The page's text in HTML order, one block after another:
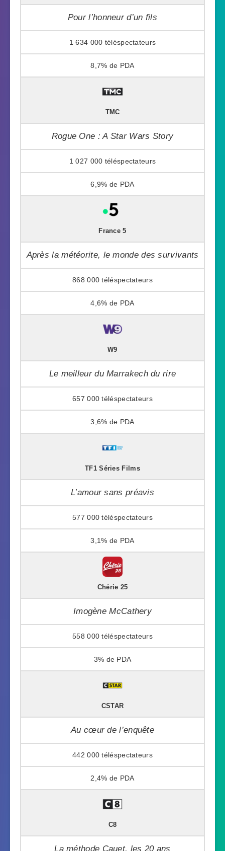
Pour l’honneur d’un fils
1 634 000
8,7%
TMC
Rogue One : A Star Wars Story
1 027 000
6,9%
France 5
Après la météorite, le monde des survivants
868 000
4,6%
W9
Le meilleur du Marrakech du rire
657 000
3,6%
TF1 Séries Films
L’amour sans préavis
577 000
3,1%
Chérie 25
Imogène McCathery
558 000
3%
CSTAR
Au cœur de l’enquête
442 000
2,4%
C8
La méthode Cauet, les 20 ans